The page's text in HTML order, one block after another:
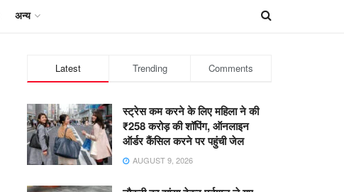
अन्य
Latest Trending Comments
स्ट्रेस कम करने के लिए महिला ने की
₹258 करोड़ की शॉपिंग, ऑनलाइन
ऑर्डर कैंसिल करने पर पहुंची जेल
AUGUST 9, 2026